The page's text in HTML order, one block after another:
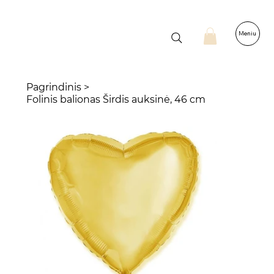
Meniu
Pagrindinis >
Folinis balionas Širdis auksinė, 46 cm